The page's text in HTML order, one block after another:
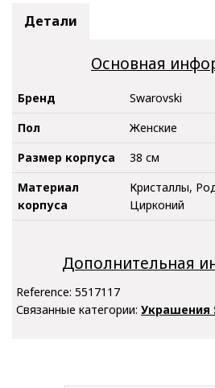
Детали
Основная
Бренд
Swarovski
Пол
Женские
Размер корпуса
38 см
Материал
корпуса
Кристаллы,
Цирконий
Дополнительная
Reference: 5517117
Связанные категории: Украшения